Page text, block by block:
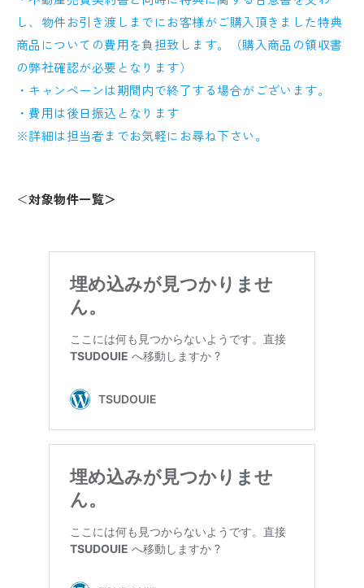
し、物件お引き渡しまでにお客様がご購入頂きました特典
商品についての費用を負担致します。（購入商品の領収書
の弊社確認が必要となります）
・キャンペーンは期間内で終了する場合がございます。
・費用は後日振込となります
※詳細は担当者までお気軽にお尋ね下さい。
＜対象物件一覧＞